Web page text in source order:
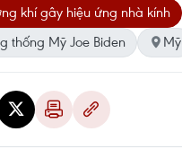
khí gây hiệu ứng nhà kính
thống Mỹ Joe Biden
Mỹ